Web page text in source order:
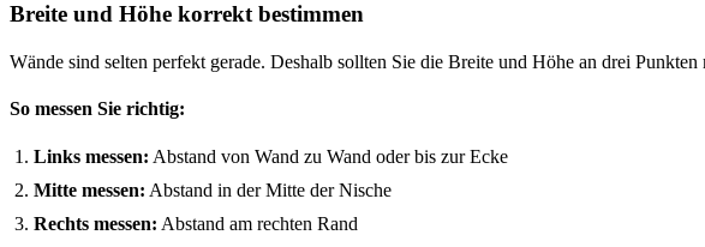
Breite und Höhe korrekt bestimmen
Wände sind selten perfekt gerade. Deshalb sollten Sie die Breite und Höhe an drei
So messen Sie richtig:
Links messen: Abstand von Wand zu Wand oder bis zur Ecke
Mitte messen: Abstand in der Mitte der Nische
Rechts messen: Abstand am rechten Rand